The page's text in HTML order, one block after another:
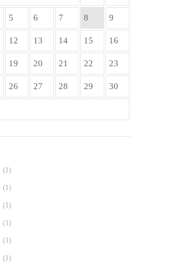
5 6 7 8 9
12 13 14 15 16
19 20 21 22 23
26 27 28 29 30
(1)
(1)
(1)
(1)
(1)
(1)